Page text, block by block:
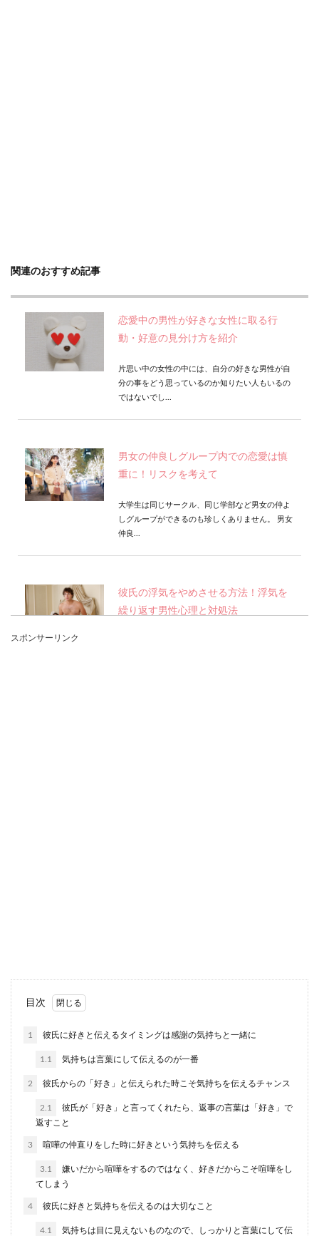
関連のおすすめ記事
恋愛中の男性が好きな女性に取る行
動・好意の見分け方を紹介
片思い中の女性の中には、自分の好きな男性が自
分の事をどう思っているのか知りたい人もいるの
ではないでし...
男女の仲良しグループ内での恋愛は慎
重に！リスクを考えて
大学生は同じサークル、同じ学部など男女の仲よ
しグループができるのも珍しくありません。 男女
仲良...
彼氏の浮気をやめさせる方法！浮気を
繰り返す男性心理と対処法
性は多いと思います。周りの友達には、普通に彼
氏ができてい...
スポンサーリンク
目次
1 彼氏に好きと伝えるタイミングは感謝の気持ちと一緒に
1.1 気持ちは言葉にして伝えるのが一番
2 彼氏からの「好き」と伝えられた時こそ気持ちを伝えるチャンス
2.1
彼氏が「好き」と言ってくれたら、返事の言葉は「好き」で
返すこと
3 喧嘩の仲直りをした時に好きという気持ちを伝える
3.1
嫌いだから喧嘩をするのではなく、好きだからこそ喧嘩をし
てしまう
4 彼氏に好きと気持ちを伝えるのは大切なこと
4.1 気持ちは目に見えないものなので、しっかりと言葉にして伝